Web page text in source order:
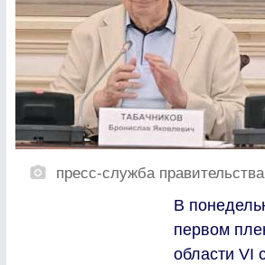
пресс-служба
В
первом
области VI